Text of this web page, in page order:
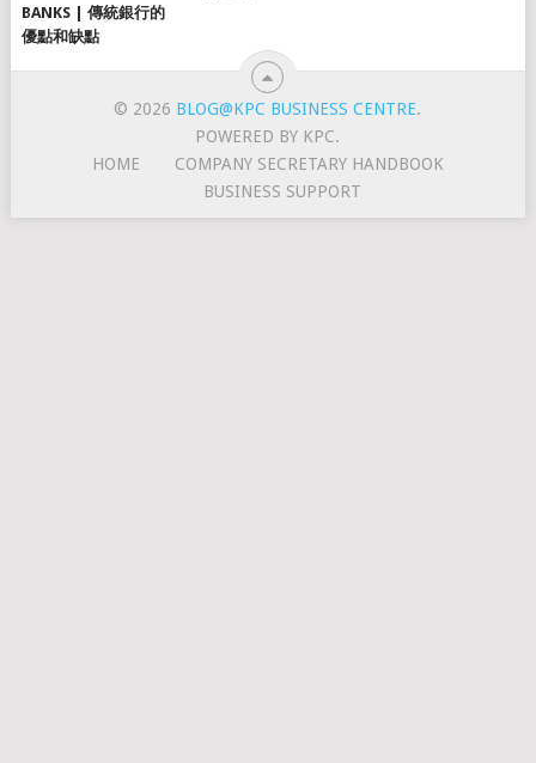
BANKS | 傳統銀行的
優點和缺點
© 2026 BLOG@KPC BUSINESS CENTRE.
POWERED BY KPC.
HOME
COMPANY SECRETARY HANDBOOK
BUSINESS SUPPORT